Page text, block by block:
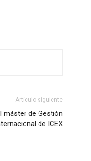
Artículo siguiente
máster de Gestión
de ICEX